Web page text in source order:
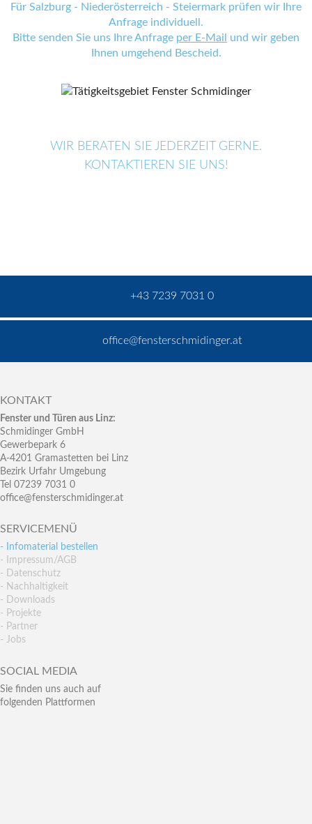
Für Salzburg - Niederösterreich - Steiermark prüfen wir Ihre
Anfrage individuell.
Bitte senden Sie uns Ihre Anfrage per E-Mail
und wir geben
Ihnen umgehend Bescheid.
WIR BERATEN SIE JEDERZEIT GERNE.
KONTAKTIEREN SIE UNS!
+43 7239 7031 0
office@fensterschmidinger.at
KONTAKT
Fenster und Türen aus Linz:
Schmidinger GmbH
Gewerbepark 6
A-4201 Gramastetten bei Linz
Bezirk Urfahr Umgebung
Tel 07239 7031 0
office@fensterschmidinger.at
SERVICEMENÜ
- Infomaterial bestellen
- Impressum/AGB
- Datenschutz
- Nachhaltigkeit
- Downloads
- Projekte
- Partner
- Jobs
SOCIAL MEDIA
Sie finden uns auch auf
folgenden Plattformen